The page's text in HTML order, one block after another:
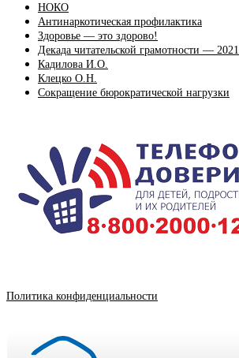
НОКО
Антинаркотическая профилактика
Здоровье — это здорово!
Декада читательской грамотности — 2021
Кадилова И.О.
Клецко О.Н.
Сокращение бюрократической нагрузки
Политика конфиденциальности